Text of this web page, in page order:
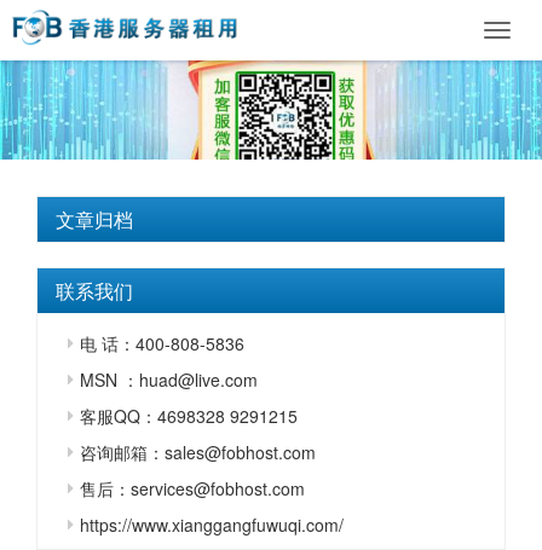
文章归档
联系我们
电 话：400-808-5836
MSN ：huad@live.com
客服QQ：4698328 9291215
咨询邮箱：sales@fobhost.com
售后：services@fobhost.com
https://www.xianggangfuwuqi.com/